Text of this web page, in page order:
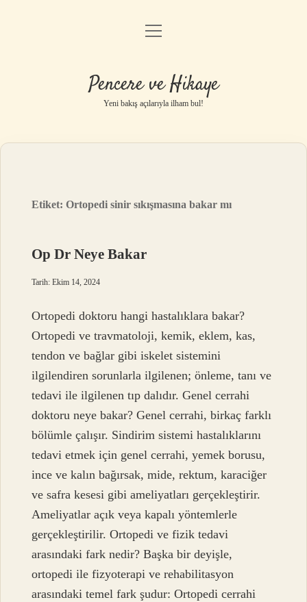
Anasayfa
Yasal Uyarı
menüyü
Pencere ve Hikaye
Yeni bakış açılarıyla ilham bul!
Etiket:Ortopedi sinir sıkışmasına bakar mı
Op Dr Neye Bakar
Tarih: Ekim 14, 2024
Ortopedi doktoru hangi hastalıklara bakar?
Ortopedi ve travmatoloji, kemik, eklem, kas,
tendon ve bağlar gibi iskelet sistemini
ilgilendiren sorunlarla ilgilenen; önleme, tanı ve
tedavi ile ilgilenen tıp dalıdır. Genel cerrahi
doktoru neye bakar? Genel cerrahi, birkaç farklı
bölümle çalışır. Sindirim sistemi hastalıklarını
tedavi etmek için genel cerrahi, yemek borusu,
ince ve kalın bağırsak, mide, rektum, karaciğer
ve safra kesesi gibi ameliyatları gerçekleştirir.
Ameliyatlar açık veya kapalı yöntemlerle
gerçekleştirilir. Ortopedi ve fizik tedavi
arasındaki fark nedir? Başka bir deyişle,
ortopedi ile fizyoterapi ve rehabilitasyon
arasındaki temel fark şudur: Ortopedi cerrahi